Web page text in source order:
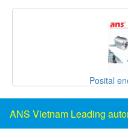
Fine Suntronix
Fisher
FISO Vietnam
ANS Vietnam Leading